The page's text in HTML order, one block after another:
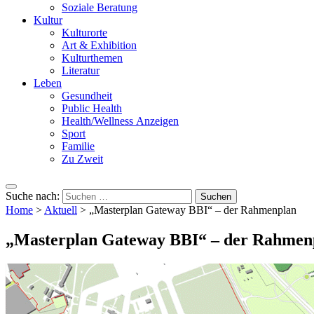
Soziale Beratung
Kultur
Kulturorte
Art & Exhibition
Kulturthemen
Literatur
Leben
Gesundheit
Public Health
Health/Wellness Anzeigen
Sport
Familie
Zu Zweit
Suche nach:
Home > Aktuell > „Masterplan Gateway BBI“ – der Rahmenplan
„Masterplan Gateway BBI“ – der